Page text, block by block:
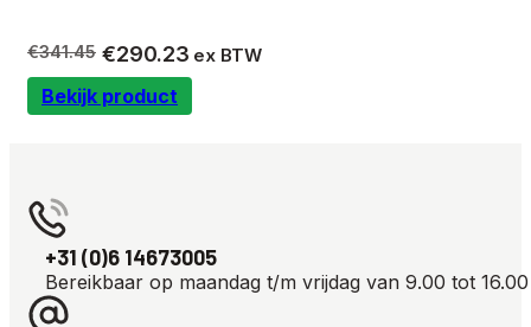
€341.45
Oorspronkelijke
prijs
was:
€290.23
Huidige
prijs
is:
ex BTW
Bekijk product
+31 (0)6 14673005
Bereikbaar op maandag t/m vrijdag van 9.00 tot